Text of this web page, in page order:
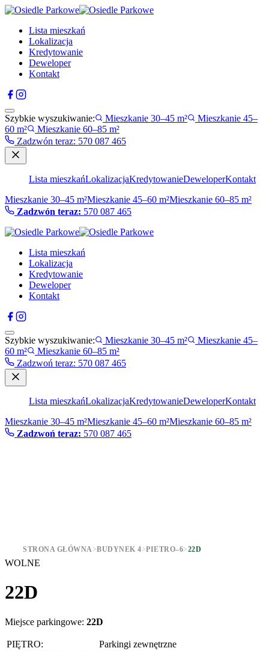
Lista mieszkań
Lokalizacja
Kredytowanie
Deweloper
Kontakt
Szybkie wyszukiwanie: Mieszkanie 30–45 m²
Mieszkanie 45–
60 m²
Mieszkanie 60–85 m²
Zadzwón teraz: 570 087 465
Lista mieszkańLokalizacjaKredytowanieDeweloperKontakt
Mieszkanie 30–45 m²Mieszkanie 45–60 m²Mieszkanie 60–85 m²
Zadzwón teraz: 570 087 465
Lista mieszkań
Lokalizacja
Kredytowanie
Deweloper
Kontakt
Szybkie wyszukiwanie: Mieszkanie 30–45 m²
Mieszkanie 45–
60 m²
Mieszkanie 60–85 m²
Zadzwoń teraz: 570 087 465
Lista mieszkańLokalizacjaKredytowanieDeweloperKontakt
Mieszkanie 30–45 m²Mieszkanie 45–60 m²Mieszkanie 60–85 m²
Zadzwoń teraz: 570 087 465
STRONA GŁÓWNA>BUDYNEK 4>PIETRO–6>22D
WOLNE
22D
Miejsce parkingowe: 22D
PIĘTRO:
Parkingi zewnętrzne